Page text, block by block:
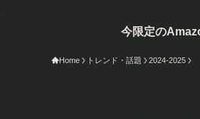
今限定のAmazonタイムセール会場
Home トレンド・話題 2024-2025